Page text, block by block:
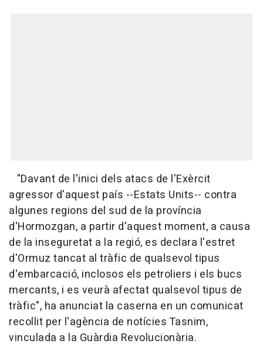
"Davant de l'inici dels atacs de l'Exèrcit
agressor d'aquest país --Estats Units-- contra
algunes regions del sud de la província
d'Hormozgan, a partir d'aquest moment, a causa
de la inseguretat a la regió, es declara l'estret
d'Ormuz tancat al tràfic de qualsevol tipus
d'embarcació, inclosos els petroliers i els bucs
mercants, i es veurà afectat qualsevol tipus de
tràfic", ha anunciat la caserna en un comunicat
recollit per l'agència de notícies Tasnim,
vinculada a la Guàrdia Revolucionària.